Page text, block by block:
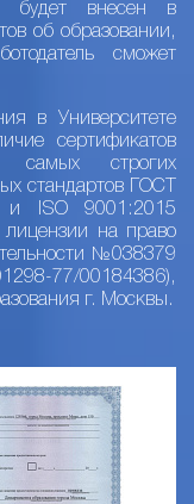
будет внесен в
об образовании,
сможет
в Университете
сертификатов
самых строгих
стандартов ГОСТ
ISO 9001:2015
на право
№038379
77/00184386),
г. Москвы.